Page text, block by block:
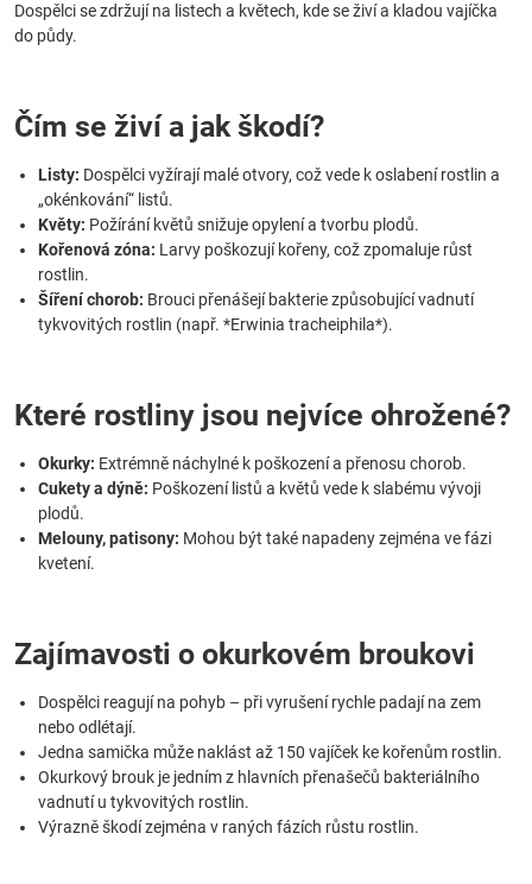
Dospělci se zdržují na listech a květech, kde se živí a kladou vajíčka
do půdy.
Čím se živí a jak škodí?
Listy: Dospělci vyžírají malé otvory, což vede k oslabení rostlin a
„okénkování“ listů.
Květy: Požírání květů snižuje opylení a tvorbu plodů.
Kořenová zóna: Larvy poškozují kořeny, což zpomaluje růst
rostlin.
Šíření chorob: Brouci přenášejí bakterie způsobující vadnutí
tykvovitých rostlin (např. *Erwinia tracheiphila*).
Které rostliny jsou nejvíce ohrožené?
Okurky: Extrémně náchylné k poškození a přenosu chorob.
Cukety a dýně: Poškození listů a květů vede k slabému vývoji
plodů.
Melouny, patisony: Mohou být také napadeny zejména ve fázi
kvetení.
Zajímavosti o okurkovém broukovi
Dospělci reagují na pohyb – při vyrušení rychle padají na zem
nebo odlétají.
Jedna samička může naklást až 150 vajíček ke kořenům rostlin.
Okurkový brouk je jedním z hlavních přenašečů bakteriálního
vadnutí u tykvovitých rostlin.
Výrazně škodí zejména v raných fázích růstu rostlin.